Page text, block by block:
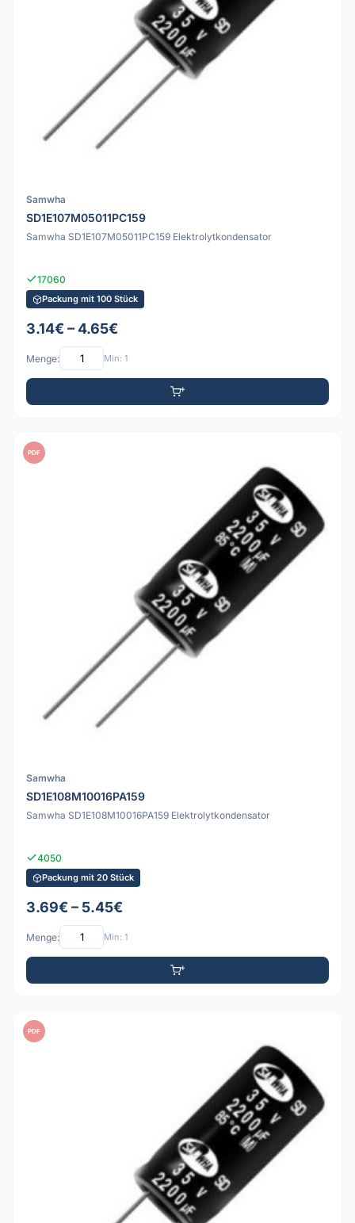
Samwha
SD1E107M05011PC159
Samwha SD1E107M05011PC159 Elektrolytkondensator
17060
Packung mit 100 Stück
3.14€ – 4.65€
Menge: Min: 1
PDF
Samwha
SD1E108M10016PA159
Samwha SD1E108M10016PA159 Elektrolytkondensator
4050
Packung mit 20 Stück
3.69€ – 5.45€
Menge: Min: 1
PDF